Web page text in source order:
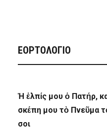
ΕΟΡΤΟΛΟΓΙΟ
Ἡ ἐλπίς μου ὁ Πατήρ,
σκέπη μου τὸ Πνεῦμα
σοι